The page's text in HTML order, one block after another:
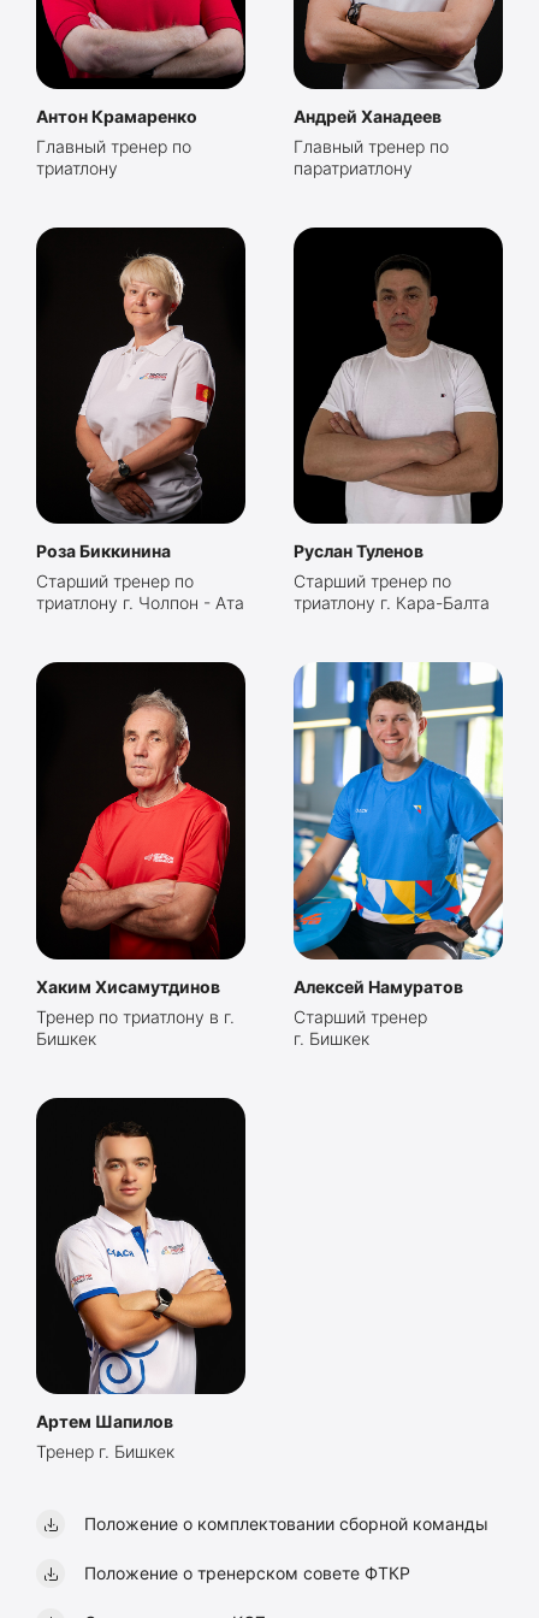
Антон Крамаренко
Главный тренер по
триатлону
Андрей Ханадеев
Главный тренер по
паратриатлону
Роза Биккинина
Старший тренер по
триатлону г. Чолпон - Ата
Руслан Туленов
Старший тренер по
триатлону г. Кара-Балта
Хаким Хисамутдинов
Тренер по триатлону в г.
Бишкек
Алексей Намуратов
Старший тренер
г. Бишкек
Артем Шапилов
Тренер г. Бишкек
Положение о комплектовании сборной команды
Положение о тренерском совете ФТКР